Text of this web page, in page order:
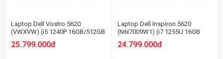
Laptop Dell Vostro 5620
(VWXVW) (i5 1240P 16GB/512GB
2GB/16.0FHD+/Win11/Office
25.799.000đ
Laptop Dell Inspiron 5620
(N6I7009W1) (i7 1255U 16GB
FHD+/Win11/Office HS21/Bạc)
24.799.000đ